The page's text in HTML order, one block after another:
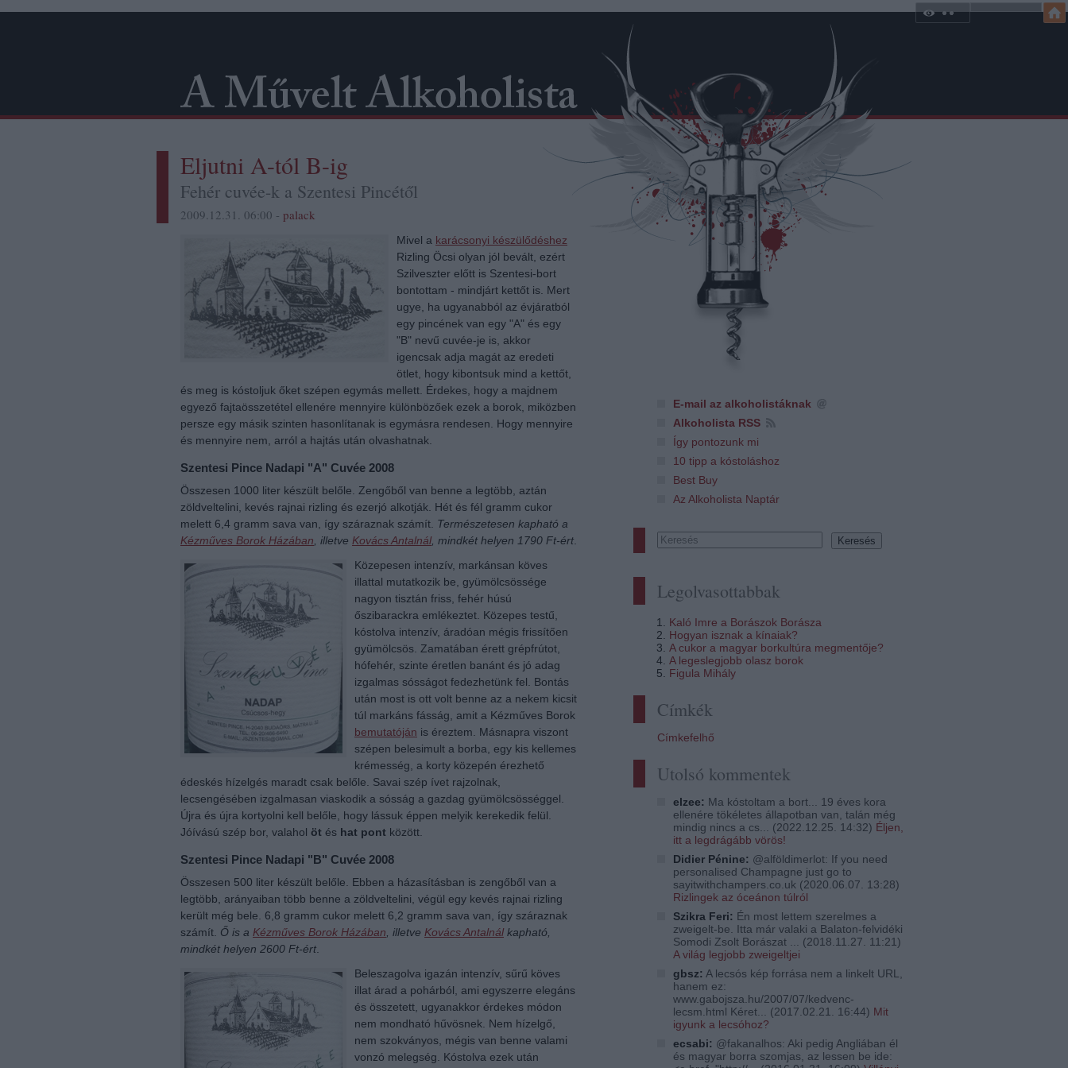
E-mail az alkoholistáknak
Alkoholista RSS
Így pontozunk mi
10 tipp a kóstoláshoz
Best Buy
Az Alkoholista Naptár
Legolvasottabbak
Kaló Imre a Borászok Borásza
Hogyan isznak a kínaiak?
A cukor a magyar borkultúra megmentője?
A legeslegjobb olasz borok
Figula Mihály
Címkék
Címkefelhő
Utolsó kommentek
elzee: Ma kóstoltam a bort... 19 éves kora
ellenére tökéletes állapotban van, talán még
mindig nincs a cs... (2022.12.25. 14:32) Éljen,
itt a legdrágább vörös!
Didier Pénine: @alföldimerlot: If you need
personalised Champagne just go to
sayitwithchampers.co.uk (2020.06.07. 13:28)
Rizlingek az óceánon túlról
Szikra Feri: Én most lettem szerelmes a
zweigelt-be. Itta már valaki a Balaton-felvidéki
Somodi Zsolt Borászat ... (2018.11.27. 11:21)
A világ legjobb zweigeltjei
gbsz: A lecsós kép forrása nem a linkelt URL,
hanem ez:
www.gabojsza.hu/2007/07/kedvenc-
lecsm.html Kéret... (2017.02.21. 16:44) Mit
igyunk a lecsóhoz?
ecsabi: @fakanalhos: Aki pedig Angliában él
és magyar borra szomjas, az lessen be ide:
Eljutni A-tól B-ig
Fehér cuvée-k a Szentesi Pincétől
2009.12.31. 06:00 - palack
Mivel a karácsonyi készülődéshez
Rizling Öcsi olyan jól bevált, ezért
Szilveszter előtt is Szentesi-bort
bontottam - mindjárt kettőt is. Mert
ugye, ha ugyanabból az évjáratból
egy pincének van egy "A" és egy
"B" nevű cuvée-je is, akkor
igencsak adja magát az eredeti
ötlet, hogy kibontsuk mind a kettőt,
és meg is kóstoljuk őket szépen egymás mellett. Érdekes, hogy a majdnem
egyező fajtaösszetétel ellenére mennyire különbözőek ezek a borok, miközben
persze egy másik szinten hasonlítanak is egymásra rendesen. Hogy mennyire
és mennyire nem, arról a hajtás után olvashatnak.
Szentesi Pince Nadapi "A" Cuvée 2008
Összesen 1000 liter készült belőle. Zengőből van benne a legtöbb, aztán
zöldveltelini, kevés rajnai rizling és ezerjó alkotják. Hét és fél gramm cukor
melett 6,4 gramm sava van, így száraznak számít. Természetesen kapható a
Kézműves Borok Házában , illetve Kovács Antalnál , mindkét helyen 1790 Ft-ért
Közepesen intenzív, markánsan köves
illattal mutatkozik be, gyümölcsössége
nagyon tisztán friss, fehér húsú
őszibarackra emlékeztet. Közepes testű,
kóstolva intenzív, áradóan mégis frissítően
gyümölcsös. Zamatában érett grépfrútot,
hófehér, szinte éretlen banánt és jó adag
izgalmas sósságot fedezhetünk fel. Bontás
után most is ott volt benne az a nekem kicsit
túl markáns fásság, amit a Kézműves Borok
bemutatóján is éreztem. Másnapra viszont
szépen belesimult a borba, egy kis kellemes
krémesség, a korty közepén érezhető
édeskés hízelgés maradt csak belőle. Savai szép ívet rajzolnak,
lecsengésében izgalmasan viaskodik a sósság a gazdag gyümölcsösséggel.
Újra és újra kortyolni kell belőle, hogy lássuk éppen melyik kerekedik felül.
Jóívású szép bor, valahol öt és hat pont között.
Szentesi Pince Nadapi "B" Cuvée 2008
Összesen 500 liter készült belőle. Ebben a házasításban is zengőből van a
legtöbb, arányaiban több benne a zöldveltelini, végül egy kevés rajnai rizling
került még bele. 6,8 gramm cukor melett 6,2 gramm sava van, így száraznak
számít. Ő is a Kézműves Borok Házában , illetve Kovács Antalnál kapható,
mindkét helyen 2600 Ft-ért
Beleszagolva igazán intenzív, sűrű köves
illat árad a pohárból, ami egyszerre elegáns
és összetett, ugyanakkor érdekes módon
nem mondható hűvösnek. Nem hízelgő,
nem szokványos, mégis van benne valami
vonzó melegség. Kóstolva ezek után